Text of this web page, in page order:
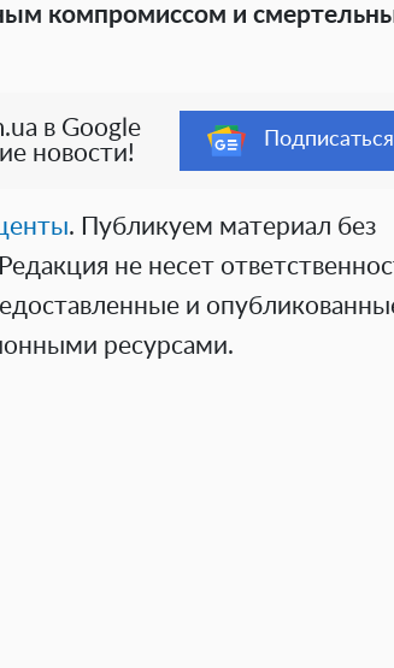
компромиссом и
в Google
новости!
Подписаться
. Публикуем материал без
не несет
и
ресурсами.